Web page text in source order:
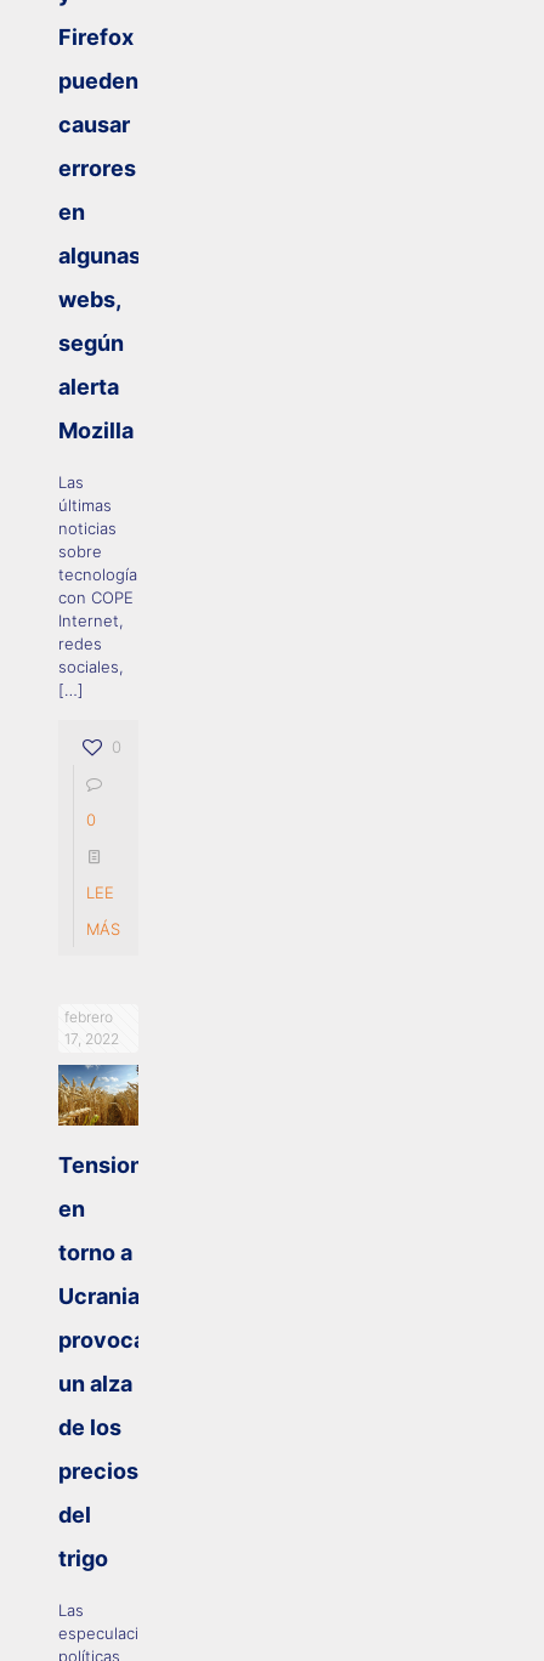
Firefox
pueden
causar
errores
en
algunas
webs,
según
alerta
Mozilla
Las
últimas
noticias
sobre
tecnología
con COPE
Internet,
redes
sociales,
[…]
0
0
LEE
MÁS
febrero
17, 2022
Tensiones
en
torno a
Ucrania
provocan
un alza
de los
precios
del
trigo
Las
especulaciones
políticas